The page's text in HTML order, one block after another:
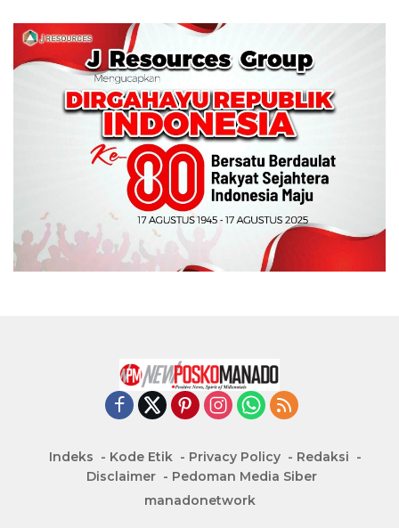
Indeks Kode Etik Privacy Policy
Redaksi
Disclaimer
Pedoman Media Siber
manadonetwork